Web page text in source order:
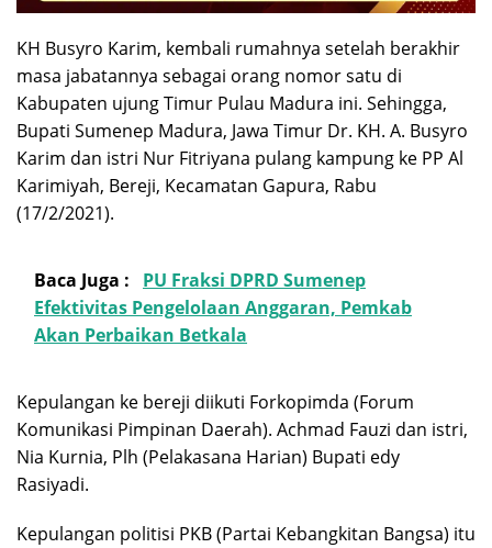
KH Busyro Karim, kembali rumahnya setelah berakhir
masa jabatannya sebagai orang nomor satu di
Kabupaten ujung Timur Pulau Madura ini. Sehingga,
Bupati Sumenep Madura, Jawa Timur Dr. KH. A. Busyro
Karim dan istri Nur Fitriyana pulang kampung ke PP Al
Karimiyah, Bereji, Kecamatan Gapura, Rabu
(17/2/2021).
Baca Juga :
PU Fraksi DPRD Sumenep
Efektivitas Pengelolaan Anggaran, Pemkab
Akan Perbaikan Betkala
Kepulangan ke bereji diikuti Forkopimda (Forum
Komunikasi Pimpinan Daerah). Achmad Fauzi dan istri,
Nia Kurnia, Plh (Pelakasana Harian) Bupati edy
Rasiyadi.
Kepulangan politisi PKB (Partai Kebangkitan Bangsa) itu